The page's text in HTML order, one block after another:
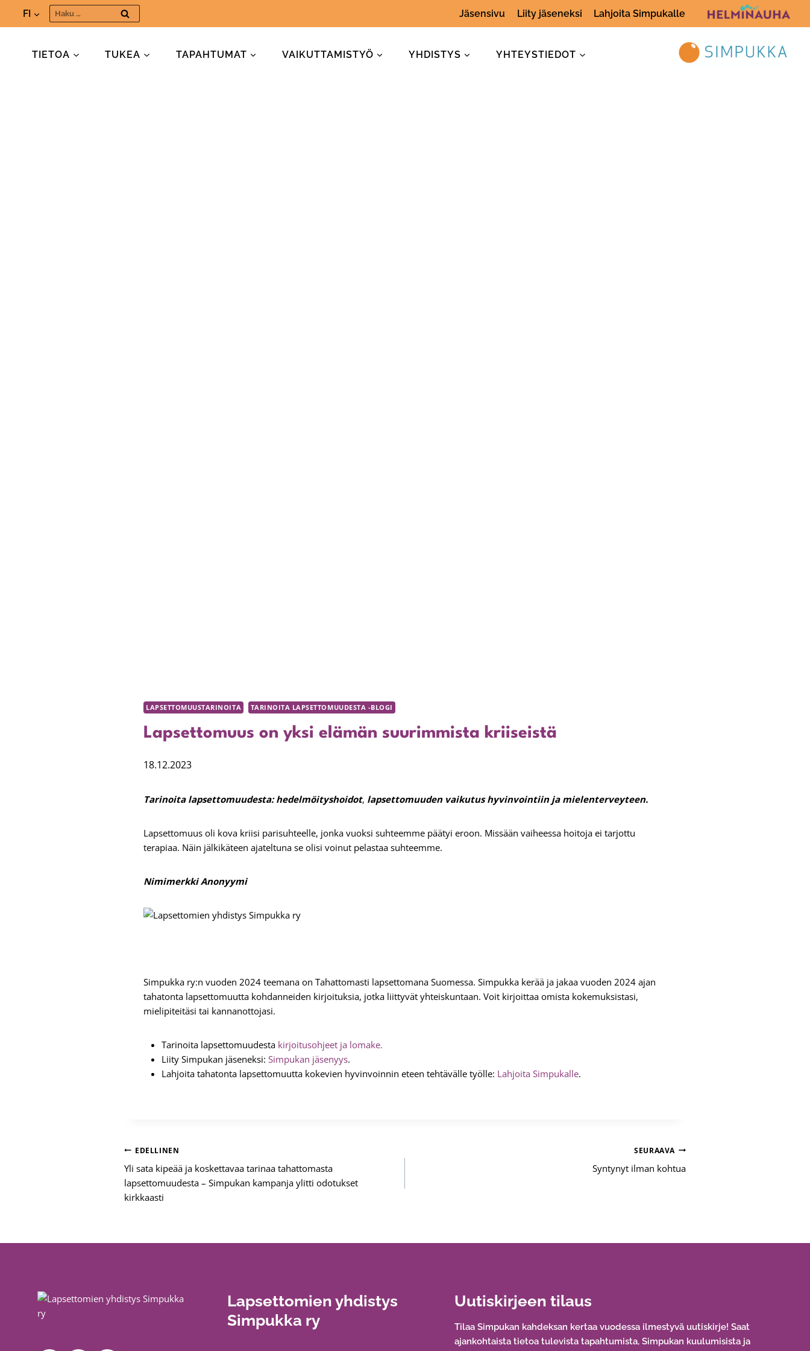
FI Haku: Jäsensivu Liity jäseneksi Lahjoita Simpukalle
TIETOA TUKEA TAPAHTUMAT VAIKUTTAMISTYÖ YHDISTYS YHTEYSTIEDOT
LAPSETTOMUUSTARINOITA TARINOITA LAPSETTOMUUDESTA -BLOGI
Lapsettomuus on yksi elämän suurimmista kriiseistä
18.12.2023
Tarinoita lapsettomuudesta: hedelmöityshoidot, lapsettomuuden vaikutus hyvinvointiin ja mielenterveyteen.
Lapsettomuus oli kova kriisi parisuhteelle, jonka vuoksi suhteemme päätyi eroon. Missään vaiheessa hoitoja ei tarjottu
terapiaa. Näin jälkikäteen ajateltuna se olisi voinut pelastaa suhteemme.
Nimimerkki Anonyymi
Simpukka ry:n vuoden 2024 teemana on Tahattomasti lapsettomana Suomessa. Simpukka kerää ja jakaa vuoden 2024 ajan
tahatonta lapsettomuutta kohdanneiden kirjoituksia, jotka liittyvät yhteiskuntaan. Voit kirjoittaa omista kokemuksistasi,
mielipiteitäsi tai kannanottojasi.
Tarinoita lapsettomuudesta kirjoitusohjeet ja lomake.
Liity Simpukan jäseneksi: Simpukan jäsenyys.
Lahjoita tahatonta lapsettomuutta kokevien hyvinvoinnin eteen tehtävälle työlle: Lahjoita Simpukalle.
Artikkelien
selaus
EDELLINEN
Yli sata kipeää ja koskettavaa tarinaa tahattomasta
lapsettomuudesta – Simpukan kampanja ylitti odotukset
kirkkaasti
SEURAAVA
Syntynyt ilman kohtua
Lapsettomien yhdistys
Simpukka ry
Uutiskirjeen tilaus
Tilaa Simpukan kahdeksan kertaa vuodessa ilmestyvä uutiskirje! Saat
ajankohtaista tietoa tulevista tapahtumista, Simpukan kuulumisista ja